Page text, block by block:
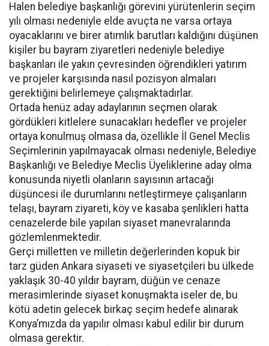
Halen belediye başkanlığı görevini yürütenlerin seçim
yılı olması nedeniyle elde avuçta ne varsa ortaya
oyacaklarını ve birer atımlık barutları kaldığını düşünen
kişiler bu bayram ziyaretleri nedeniyle belediye
başkanları ile yakın çevresinden öğrendikleri yatırım
ve projeler karşısında nasıl pozisyon almaları
gerektiğini belirlemeye çalışmaktadırlar.
Ortada henüz aday adaylarının seçmen olarak
gördükleri kitlelere sunacakları hedefler ve projeler
ortaya konulmuş olmasa da, özellikle İl Genel Meclis
Seçimlerinin yapılmayacak olması nedeniyle, Belediye
Başkanlığı ve Belediye Meclis Üyeliklerine aday olma
konusunda niyetli olanların sayısının artacağı
düşüncesi ile durumlarını netleştirmeye çalışanların
telaşı, bayram ziyareti, köy ve kasaba şenlikleri hatta
cenazelerde bile yapılan siyaset manevralarında
gözlemlenmektedir.
Gerçi milletten ve milletin değerlerinden kopuk bir
tarz güden Ankara siyaseti ve siyasetçileri bu ülkede
yaklaşık 30-40 yıldır bayram, düğün ve cenaze
merasimlerinde siyaset konuşmakta iseler de, bu
kötü adetin gelecek birkaç seçim hedefe alınarak
Konya’mızda da yapılır olması kabul edilir bir durum
olmasa gerektir.